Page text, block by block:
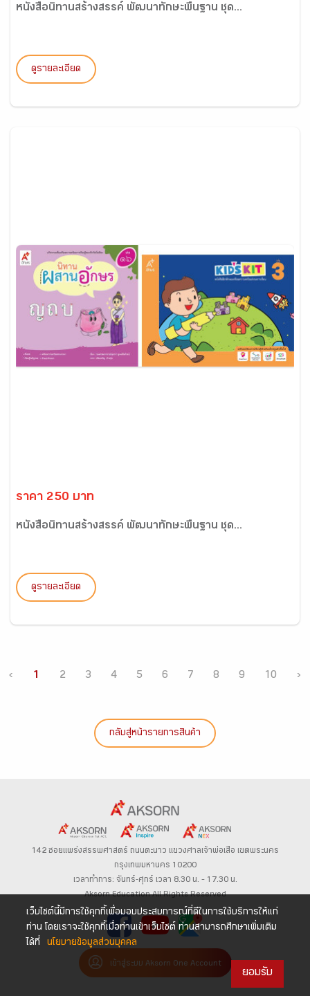
หนังสือนิทานสร้างสรรค์ พัฒนาทักษะพื้นฐาน ชุด...
ดูรายละเอียด
ราคา 250 บาท
หนังสือนิทานสร้างสรรค์ พัฒนาทักษะพื้นฐาน ชุด...
ดูรายละเอียด
‹ 1 2 3 4 5 6 7 8 9 10 ›
กลับสู่หน้ารายการสินค้า
142 ซอยแพร่งสรรพศาสตร์ ถนนตะนาว แขวงศาลเจ้าพ่อเสือ เขตพระนคร
กรุงเทพมหานคร 10200
เวลาทำการ: จันทร์-ศุกร์ เวลา 8.30 น. – 17.30 น.
Aksorn Education All Rights Reserved
เข้าสู่ระบบ Aksorn One Account
เว็บไซต์นี้มีการใช้คุกกี้เพื่อมอบประสบการณ์ที่ดีในการใช้บริการให้แก่
ท่าน โดยเราจะใช้คุกกี้เมื่อท่านเข้าเว็บไซต์ ท่านสามารถศึกษาเพิ่มเติม
ได้ที่
นโยบายข้อมูลส่วนบุคคล
ยอมรับ